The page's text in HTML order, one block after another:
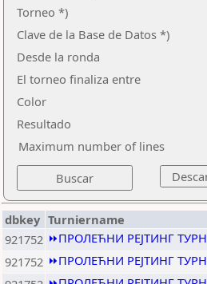
Torneo *)
Clave de la Base de Datos *)
Desde la ronda
El torneo finaliza entre
Color
Resultado
Maximum number of lines
dbkey Turniername
921752 ⏩ПРОЛЕЋНИ РЕЈТИНГ
921752 ⏩ПРОЛЕЋНИ РЕЈТИНГ